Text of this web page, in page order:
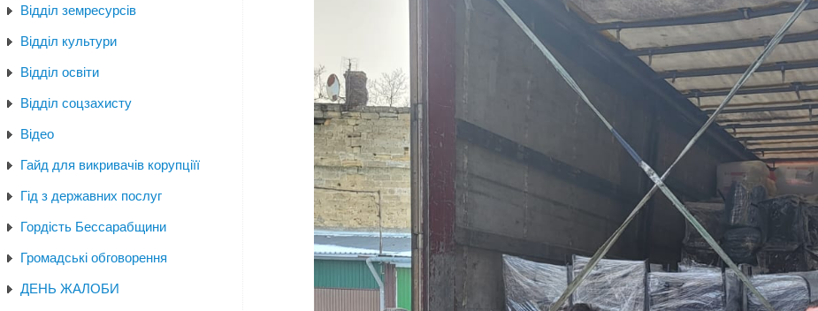
Відділ земресурсів
Відділ культури
Відділ освіти
Відділ соцзахисту
Відео
Гайд для викривачів корупціїї
Гід з державних послуг
Гордість Бессарабщини
Громадські обговорення
ДЕНЬ ЖАЛОБИ